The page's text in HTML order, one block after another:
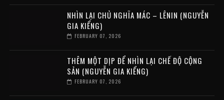
NHÌN LẠI CHỦ NGHĨA MÁC – LÊNIN (NGUYỄN
GIA KIỂNG)
FEBRUARY 07, 2026
THÊM MỘT DỊP ĐỂ NHÌN LẠI CHẾ ĐỘ CỘNG
SẢN (NGUYỄN GIA KIỂNG)
FEBRUARY 07, 2026